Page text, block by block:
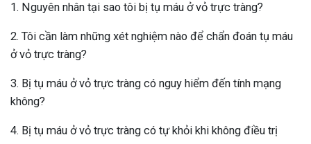
1. Nguyên nhân tại sao tôi bị tụ máu ở vỏ trực tràng?
2. Tôi cần làm những xét nghiệm nào để chẩn đoán tụ máu
ở vỏ trực tràng?
3. Bị tụ máu ở vỏ trực tràng có nguy hiểm đến tính mạng
không?
4. Bị tụ máu ở vỏ trực tràng có tự khỏi khi không điều trị